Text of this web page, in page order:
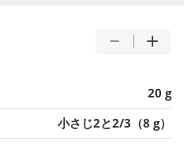
20 g
小さじ2と2/3（8 g）